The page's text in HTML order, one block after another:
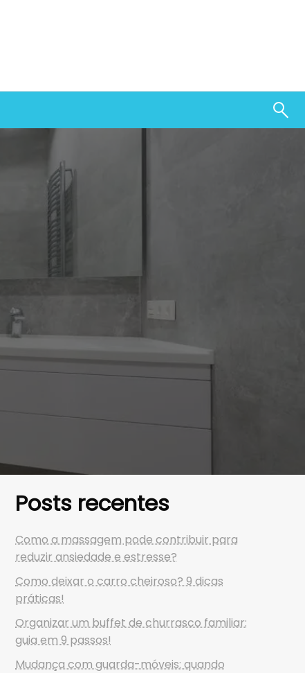
Posts recentes
Como a massagem pode contribuir para
reduzir ansiedade e estresse?
Como deixar o carro cheiroso? 9 dicas
práticas!
Organizar um buffet de churrasco familiar:
guia em 9 passos!
Mudança com guarda-móveis: quando